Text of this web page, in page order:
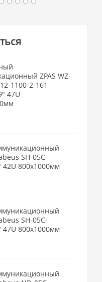
ZPAS WZ-
1100-2-161
47U
SH-05C-
42U 800x1000мм
SH-05C-
47U 800x1000мм